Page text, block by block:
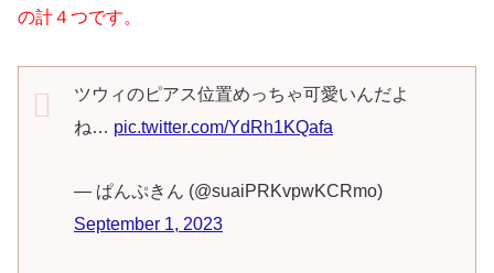
の計４つです。
ツウィのピアス位置めっちゃ可愛いんだよ
ね… pic.twitter.com/YdRh1KQafa
— ぱんぷきん (@suaiPRKvpwKCRmo)
September 1, 2023